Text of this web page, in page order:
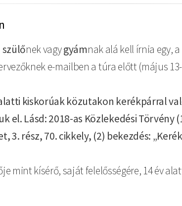
szülőnek vagygyámnak alá kell írnia egy,
e-mailben a túra előtt (május
kiskorúak közutakon kerékpárral
el. Lásd: 2018-as Közlekedési
3. rész, 70. cikkely, (2) bekezdés:
mint kísérő, saját felelősségére, 14 év